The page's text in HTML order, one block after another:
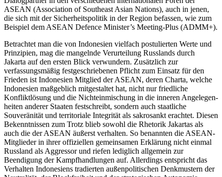
ASEAN (Association of Southeast Asian Nations), auch in jenen,
die sich mit der Sicherheitspolitik in der Region befassen, wie zum
Beispiel dem ASEAN Defence Minister’s Meeting-Plus (ADMM+).
Betrachtet man die von Indonesien viel­fach postulierten Werte und
Prinzipien, mag die mangelnde Verurteilung Russlands durch
Jakarta auf den ersten Blick verwundern. Zusätzlich zur
verfassungsmäßig festgeschriebenen Pflicht zum Einsatz für den
Frieden ist Indonesien Mitglied der ASEAN, deren Charta, welche
Indonesien maßgeblich mitgestaltet hat, nicht nur fried­liche
Konfliktlösung und die Nichteinmischung in die inneren Angelegen­
heiten anderer Staaten festschreibt, sondern auch staatliche
Souveränität und territo­riale Integrität als sakrosankt erachtet. Die­sen
Bekenntnissen zum Trotz blieb sowohl die Rhetorik Jakartas als
auch die der ASEAN äußerst verhalten. So benannten die ASEAN-
Mitglieder in ihrer offiziellen ge­meinsamen Erklärung nicht einmal
Russ­land als Aggressor und riefen lediglich all­gemein zur
Beendigung der Kampfhandlungen auf. Allerdings entspricht das
Ver­halten Indonesiens tradierten außen­poli­tischen Denkmustern der